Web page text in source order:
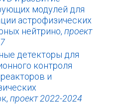
модулей для
астрофизических
нейтрино, проект
детекторы для
контроля
и
проект 2022-2024